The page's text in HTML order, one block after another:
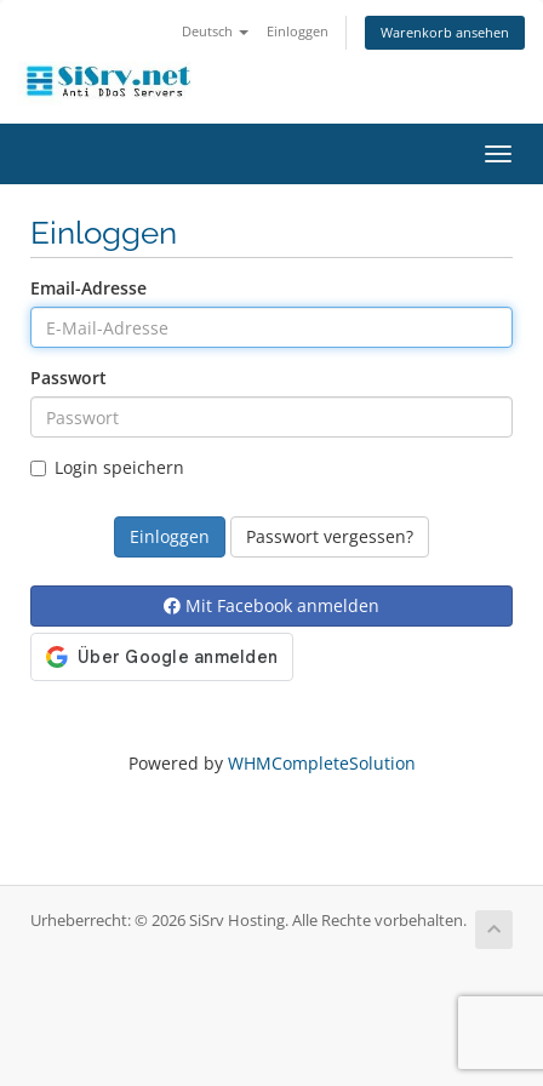
Deutsch Einloggen Warenkorb ansehen
ein-/
Einloggen
Email-Adresse
Passwort
Login speichern
Passwort vergessen?
Mit Facebook anmelden
Powered by WHMCompleteSolution
Urheberrecht: © 2026 SiSrv Hosting. Alle Rechte vorbehalten.